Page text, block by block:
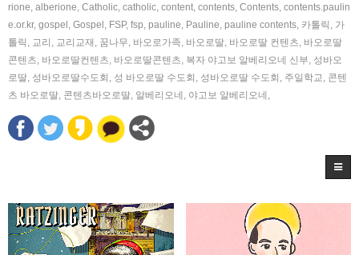
rione, alberione, Catholic, catholic, content, contents, Contents, contents.paulin
e.or.kr, gospel , Gospel , FSP, fsp, pauline, Pauline, pauline contents, 카톨릭 , 가
톨릭 , 교리 , 교리교재 , 꿈나무, 바오로가족, 바오로딸, 바오로딸 컨텐츠, 바오로딸
콘텐츠, 바오로딸컨텐츠, 바오로딸콘텐츠, 복자 야고보 알베리오네 신부, 성바오
로딸, 성바오로딸수도회 , 성 바오로딸 수도회 , 성바오로딸 수도회 , 주일학교, 콘텐
츠 바오로딸, 콘텐츠바오로딸, 알베리오네 , 야고보 알베리오네 ,